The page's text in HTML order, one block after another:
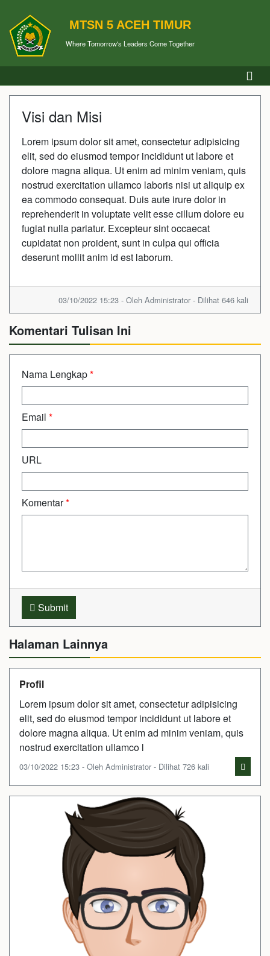
MTSN 5 ACEH TIMUR
Where Tomorrow's Leaders Come Together
Visi dan Misi
Lorem ipsum dolor sit amet, consectetur adipisicing
elit, sed do eiusmod tempor incididunt ut labore et
dolore magna aliqua. Ut enim ad minim veniam, quis
nostrud exercitation ullamco laboris nisi ut aliquip ex
ea commodo consequat. Duis aute irure dolor in
reprehenderit in voluptate velit esse cillum dolore eu
fugiat nulla pariatur. Excepteur sint occaecat
cupidatat non proident, sunt in culpa qui officia
deserunt mollit anim id est laborum.
03/10/2022 15:23 - Oleh Administrator - Dilihat 646 kali
Komentari Tulisan Ini
Nama Lengkap*
Email *
URL
Komentar*
Submit
Halaman Lainnya
Profil
Lorem ipsum dolor sit amet, consectetur adipisicing
elit, sed do eiusmod tempor incididunt ut labore et
dolore magna aliqua. Ut enim ad minim veniam, quis
nostrud exercitation ullamco l
03/10/2022 15:23 - Oleh Administrator - Dilihat 726 kali